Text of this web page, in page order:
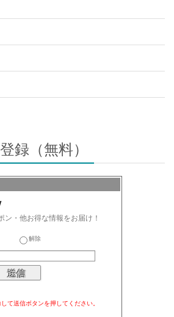
録（無料）
ン・他お得な情報をお届け！
解除
て送信ボタンを押してください。